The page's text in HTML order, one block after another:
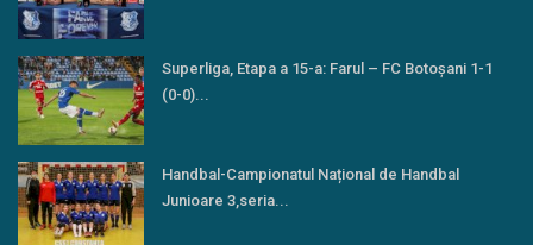
Superliga, Etapa a 15-a: Farul – FC Botoşani 1-1
(0-0)...
Handbal-Campionatul Național de Handbal
Junioare 3,seria...